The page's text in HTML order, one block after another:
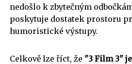
nedošlo k zbytečným
poskytuje dostatek prostoru
humoristické výstupy.
Celkově lze říct, že "3 Film 3"